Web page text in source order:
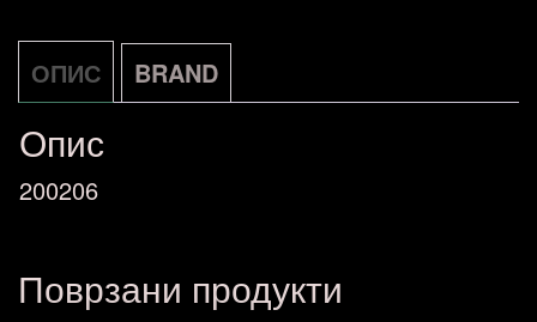
ОПИС BRAND
Опис
200206
Поврзани продукти